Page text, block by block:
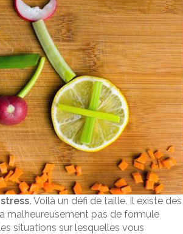
Voilà un défi de taille. Il existe des
a malheureusement pas de formule
situations sur lesquelles vous